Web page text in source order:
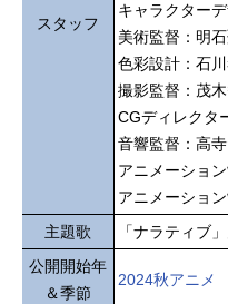
スタッフ
キャラクター
美術監督：明
色彩設計：石
撮影監督：茂
CGディレクタ
音響監督：高
アニメーショ
アニメーション
主題歌
「ナラティブ
公開開始年
＆季節
2024秋アニメ